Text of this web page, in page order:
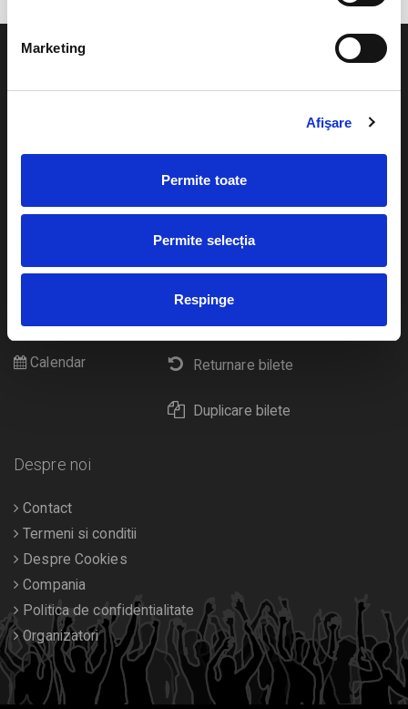
Marketing
Afişare
Permite toate
Permite selecția
Respinge
Cum comand bilete?
eBilet printat acasa
Returnare bilete
Duplicare bilete
Pentru copii
Diverse
Calendar
Despre noi
Contact
Termeni si conditii
Despre Cookies
Compania
Politica de confidentialitate
Organizatori